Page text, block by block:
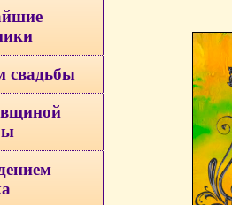
свадьбы